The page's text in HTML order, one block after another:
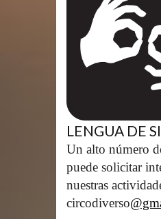
LENGUA DE
Un alto número
puede solicitar
nuestras
circodiverso